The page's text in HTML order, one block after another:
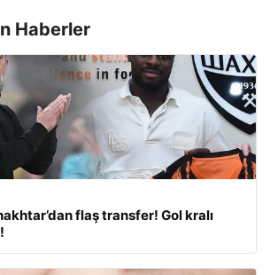
Haberler
flaş transfer! Gol kralı